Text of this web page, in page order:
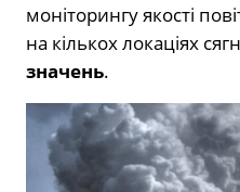
моніторингу якості
на кількох локаціях
значень.